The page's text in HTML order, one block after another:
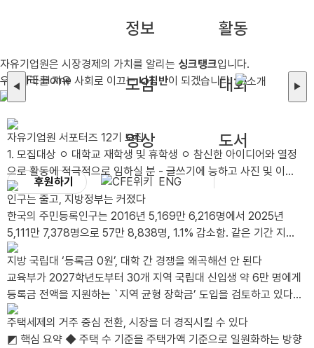
정보 활동
모임 대회
영상 도서
후원하기 ENG
자유기업원은 시장경제의 가치를 알리는 싱크탱크입니다.
우리나라를 자유 사회로 이끄는나침반이 되겠습니다.
◀ ▶
자유기업원 서포터즈 12기 모집
1. 모집대상 ㅇ 대학교 재학생 및 휴학생 ㅇ 참신한 아이디어와 열정
으로 활동에 적극적으로 임하실 분 - 글쓰기에 능하고 사진 및 이미
지 편집이 가능한 자 - 타 서포터즈 활동 유경험자 및 SNS 활용 가
능자, 그래픽툴 활용 가능자는 가산점 부여 ㅇ 2026년 12월까지 성
실한 활동이 가능한 분 - 월 2회 이상 콘텐츠(카드뉴스, 블로그, 동영
상 등) 제작이 가능한 분 - 발대식 및 수료식(비대면)에 참석 가능한
분 *발대식 일시/장소: 2026년 8월 28일 금요일 오후 1시 / 선유
도역 8번 출구 인근 어반322 5층 푸른홀 *불참시 서포터즈 자격이
박탈됩니다. 2. 모집인원 ㅇ 총 00명 3. 활동기간 ..
인구는 줄고, 지방정부는 커졌다
한국의 주민등록인구는 2016년 5,169만 6,216명에서 2025년
5,111만 7,378명으로 57만 8,838명, 1.1% 감소함. 같은 기간 지방
공무원 정원은 30만 7,566명에서 38만 4,155..
지방 국립대 ‘등록금 0원’, 대학 간 경쟁을 왜곡해선 안 된다
교육부가 2027학년도부터 30개 지역 국립대 신입생 약 6만 명에게
등록금 전액을 지원하는 `지역 균형 장학금’ 도입을 검토하고 있다.
연간 지원 규모는 약 2천억 원이..
주택세제의 거주 중심 전환, 시장을 더 경직시킬 수 있다
◩ 핵심 요약 ◆ 주택 수 기준을 주택가액 기준으로 일원화하는 방향